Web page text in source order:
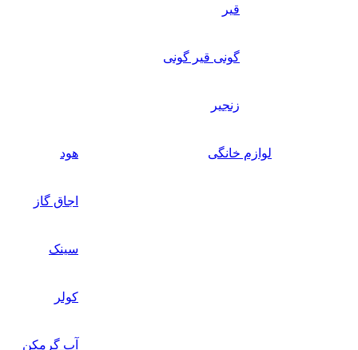
قیر
گونی قیر گونی
زنجیر
لوازم خانگی هود
اجاق گاز
سینک
کولر
آب گرمکن